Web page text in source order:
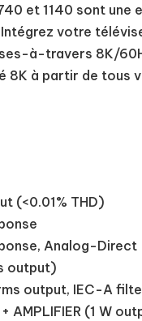
et 1140 sont une
votre
à-travers 8K/
8K à partir de tous
(<0.01% THD)
Analog-Direct
output)
output, IEC-A
+ AMPLIFIER (1 W